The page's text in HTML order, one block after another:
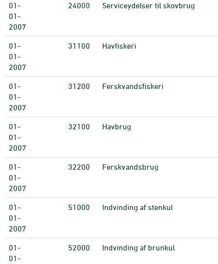
01-
01-
2007
24000 Serviceydelser til skovbrug
01-
01-
2007
31100 Havfiskeri
01-
01-
2007
31200 Ferskvandsfiskeri
01-
01-
2007
32100 Havbrug
01-
01-
2007
32200 Ferskvandsbrug
01-
01-
2007
51000 Indvinding af stenkul
01-
01-
52000 Indvinding af brunkul